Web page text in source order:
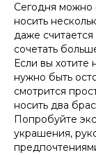
Сегодня можно
носить
даже
сочетать
Если вы хотите
нужно быть
смотрится
носить два
Попробуйте
украшения,